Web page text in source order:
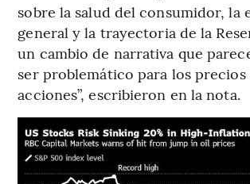
sobre la salud del consumidor, la
general y la trayectoria de la
un cambio de narrativa que
ser problemático para los precios
acciones”, escribieron en la nota.